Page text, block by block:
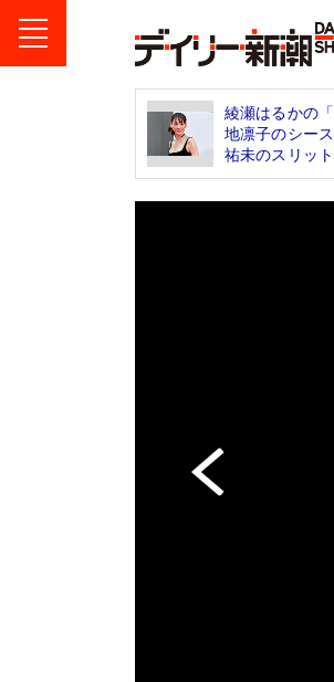
綾瀬はるかの
地凛子のシー
祐未のスリッ